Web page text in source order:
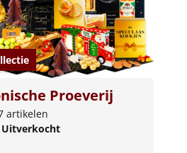
Proeverij
artikelen
Uitverkocht